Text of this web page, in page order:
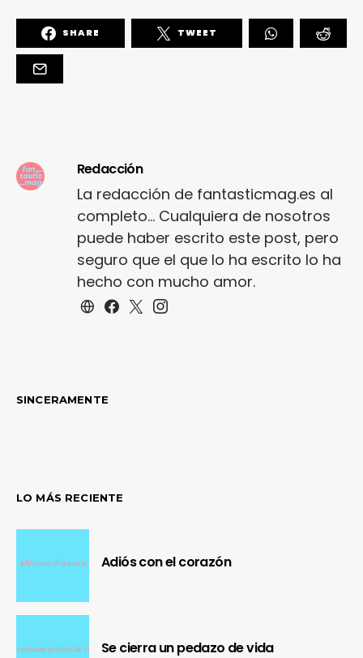
SHARE TWEET
Redacción
La redacción de fantasticmag.es al
completo... Cualquiera de nosotros
puede haber escrito este post, pero
seguro que el que lo ha escrito lo ha
hecho con mucho amor.
SINCERAMENTE
LO MÁS RECIENTE
Adiós con el corazón
Se cierra un pedazo de vida